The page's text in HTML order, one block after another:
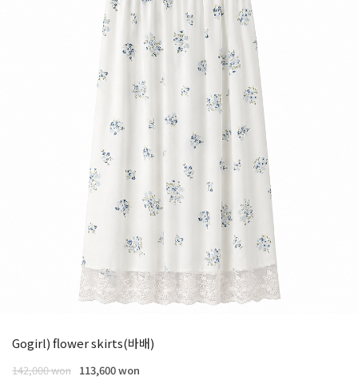
Gogirl) flower skirts(바배)
142,000 won 113,600 won